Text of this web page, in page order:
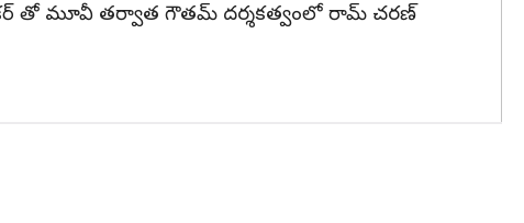
తో మూవీ తర్వాత గౌతమ్ దర్శకత్వంలో రామ్ చరణ్